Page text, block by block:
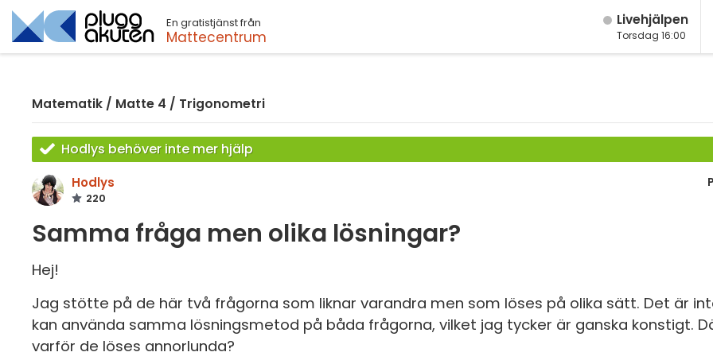
En gratistjänst från
Mattecentrum
Live­hjälpen
Torsdag 16:00
Matematik / Matte 4 / Trigonometri
Hodlys behöver inte mer hjälp
Hodlys
220
Samma fråga men olika lösningar?
Hej!
Jag stötte på de här två frågorna som liknar varandra men som löses på olika sätt. Det är
kan använda samma lösningsmetod på båda frågorna, vilket jag tycker är ganska konstigt.
varför de löses annorlunda?
Sök